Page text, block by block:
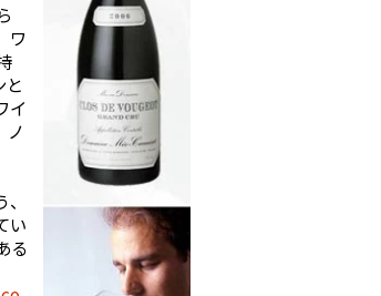
ワ
と
イ
ノ
い
る